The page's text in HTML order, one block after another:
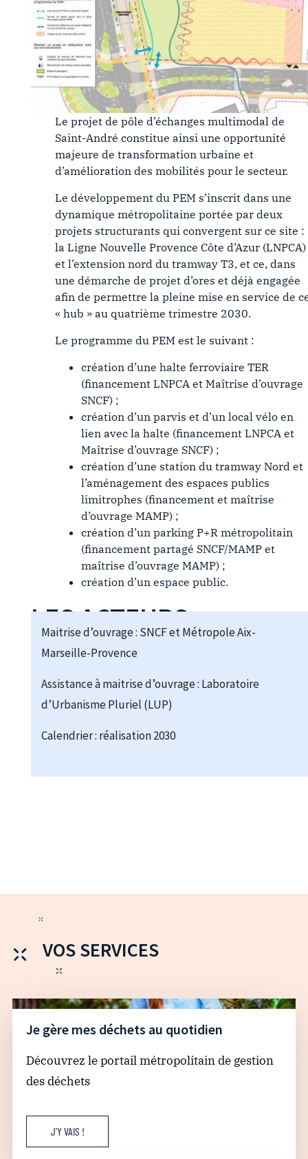
Le projet de pôle d’échanges multimodal de
Saint-André constitue ainsi une opportunité
majeure de transformation urbaine et
d’amélioration des mobilités pour le secteur.
Le développement du PEM s’inscrit dans une
dynamique métropolitaine portée par deux
projets structurants qui convergent sur ce site :
la Ligne Nouvelle Provence Côte d’Azur (LNPCA)
et l’extension nord du tramway T3, et ce, dans
une démarche de projet d’ores et déjà engagée
afin de permettre la pleine mise en service de
« hub » au quatrième trimestre 2030.
Le programme du PEM est le suivant :
création d’une halte ferroviaire TER
(financement LNPCA et Maîtrise d’ouvrage
SNCF) ;
création d’un parvis et d’un local vélo en
lien avec la halte (financement LNPCA et
Maîtrise d’ouvrage SNCF) ;
création d’une station du tramway Nord et
l’aménagement des espaces publics
limitrophes (financement et maîtrise
d’ouvrage MAMP) ;
création d’un parking P+R métropolitain
(financement partagé SNCF/MAMP et
maîtrise d’ouvrage MAMP) ;
création d’un espace public.
LES ACTEURS
Maitrise d’ouvrage : SNCF et Métropole Aix-
Marseille-Provence
Assistance à maitrise d’ouvrage : Laboratoire
d’Urbanisme Pluriel (LUP)
Calendrier : réalisation 2030
VOS SERVICES
Je gère mes déchets au quotidien
Découvrez le portail métropolitain de gestion
des déchets
J'Y VAIS !